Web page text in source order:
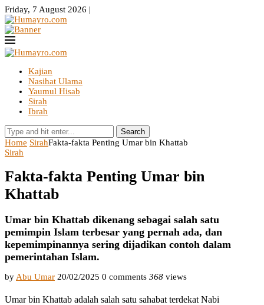
Friday, 7 August 2026 |
Kajian
Nasihat Ulama
Yaumul Hisab
Sirah
Ibrah
Search
Home SirahFakta-fakta Penting Umar bin Khattab
Sirah
Fakta-fakta Penting Umar bin
Khattab
Umar bin Khattab dikenang sebagai salah satu
pemimpin Islam terbesar yang pernah ada, dan
kepemimpinannya sering dijadikan contoh dalam
pemerintahan Islam.
by Abu Umar 20/02/2025 0 comments 368 views
Umar bin Khattab adalah salah satu sahabat terdekat Nabi